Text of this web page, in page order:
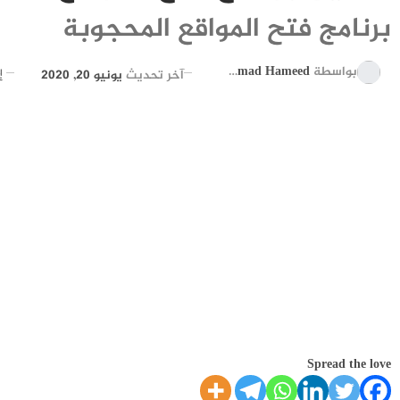
برنامج فتح المواقع المحجوبة
بواسطة Ahmad Hameed آخر تحديث يونيو 20, 2020
Spread the love